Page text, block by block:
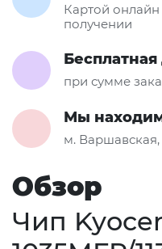
Картой
получении
Бесплатная
при сумме
Мы
м. Варшавская,
Обзор
Чип